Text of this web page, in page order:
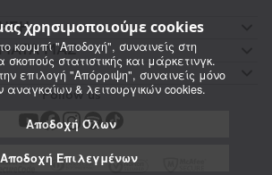
χρησιμοποιούμε cookies
κουμπί "Αποδοχή", συναινείς στη
σκοπούς στατιστικής και μάρκετινγκ.
επιλογή "Απόρριψη", συναινείς μόνο
αναγκαίων & λειτουργικών cookies.
Αποδοχή Όλων
Αποδοχή Επιλεγμένων
ΜΑΣ
Follow us